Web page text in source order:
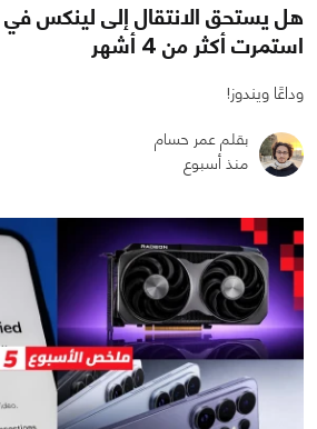
1739
استمرت أكثر من 4 أشهر
وداعًا ويندوز!
بقلم عمر حسام
منذ أسبوع